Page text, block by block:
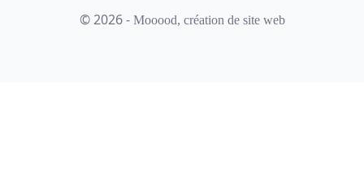
© 2026 - Mooood, création de site web